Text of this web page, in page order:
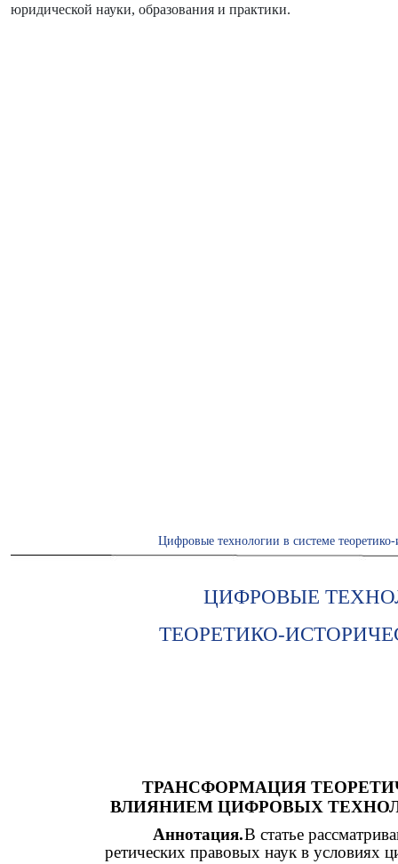
юридической науки, образования и практики.
Цифровые технологии в системе
ЦИФРОВЫЕ
ТЕОРЕТИКО-
ТРАНСФОРМАЦИЯ
ВЛИЯНИЕМ ЦИФРОВЫХ
Аннотация.В статье
ретических правовых наук в условиях